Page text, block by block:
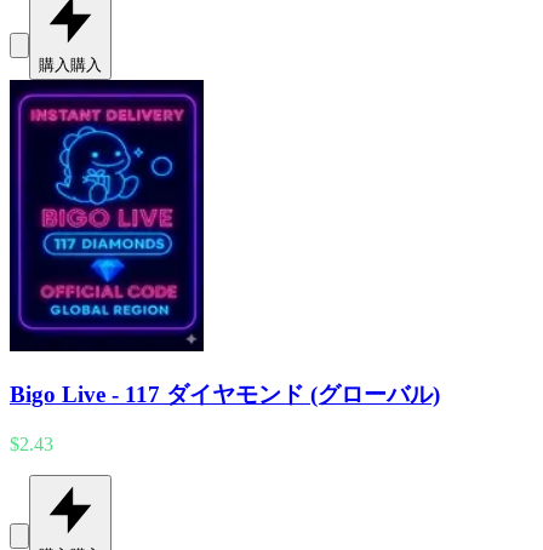
購入購入
Bigo Live - 117 ダイヤモンド (グローバル)
$2.43